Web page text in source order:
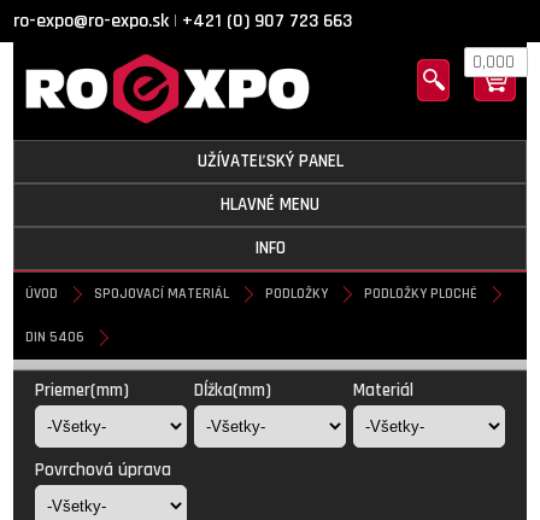
ro-expo@ro-expo.sk | +421 (0) 907 723 663
0,000
UŽÍVATEĽSKÝ PANEL
HLAVNÉ MENU
INFO
ÚVOD SPOJOVACÍ MATERIÁL PODLOŽKY PODLOŽKY PLOCHÉ
DIN 5406
DIN 5406
Priemer(mm) Dĺžka(mm) Materiál
Povrchová úprava